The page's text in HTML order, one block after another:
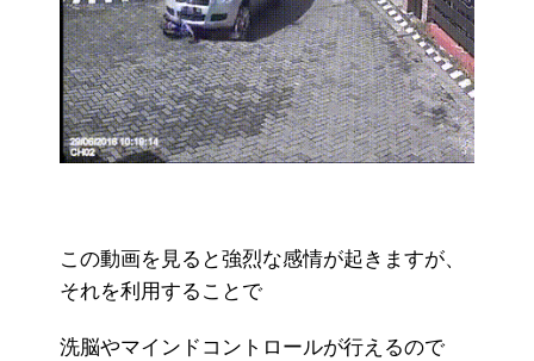
この動画を見ると強烈な感情が起きますが、
それを利用することで
洗脳やマインドコントロールが行えるので